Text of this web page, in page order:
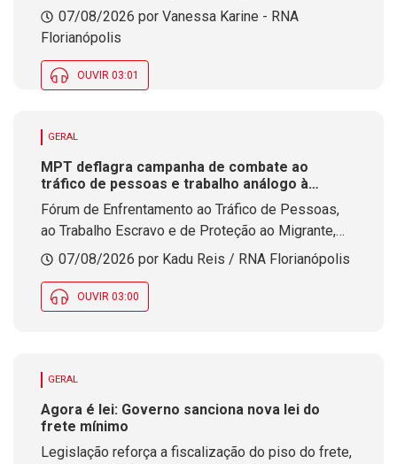
Público de Santa Catarina. O evento reuniu
especialistas para discutir avanços da legislação
à violência contra a mulher.
07/08/2026 por Vanessa Karine - RNA
Florianópolis
OUVIR 03:01
GERAL
MPT deflagra campanha de combate ao
tráfico de pessoas e trabalho análogo à
escravidão em SC
Fórum de Enfrentamento ao Tráfico de Pessoas,
ao Trabalho Escravo e de Proteção ao Migrante,
coordenado pelo Ministério Público do Trabalho
conscientização ao longo deste mês
07/08/2026 por Kadu Reis / RNA Florianópolis
OUVIR 03:00
GERAL
Agora é lei: Governo sanciona nova lei do
frete mínimo
Legislação reforça a fiscalização do piso do frete,